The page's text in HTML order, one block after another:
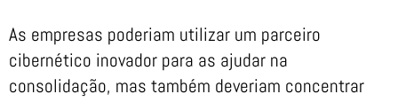
As empresas poderiam utilizar um parceiro
cibernético inovador para as ajudar na
consolidação, mas também deveriam concentrar